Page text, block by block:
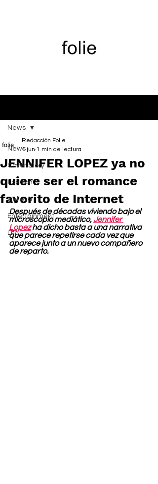
News
Cover Story
Fashion
Belleza
Entertainment
Life
News
JENNIFER LOPEZ ya no
quiere ser el romance
favorito de Internet
Redacción Folie
4 jun 1 min de lectura
Después de décadas viviendo bajo el
microscopio mediático, Jennifer
Lopez ha dicho basta a una narrativa
que parece repetirse cada vez que
aparece junto a un nuevo compañero
de reparto.